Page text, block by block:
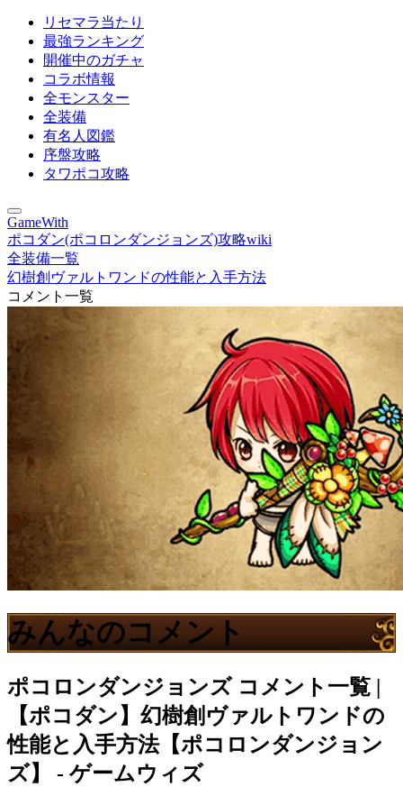
リセマラ当たり
最強ランキング
開催中のガチャ
コラボ情報
全モンスター
全装備
有名人図鑑
序盤攻略
タワポコ攻略
GameWith
ポコダン(ポコロンダンジョンズ)攻略wiki
全装備一覧
幻樹創ヴァルトワンドの性能と入手方法
コメント一覧
みんなのコメント
ポコロンダンジョンズ コメント一覧 |
【ポコダン】幻樹創ヴァルトワンドの
性能と入手方法【ポコロンダンジョン
ズ】 - ゲームウィズ